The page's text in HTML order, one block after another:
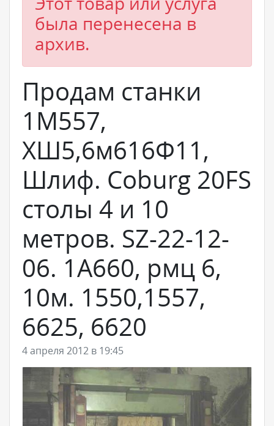
была перенесена в
архив.
Продам станки
1М557,
ХШ5,6м616Ф11,
Шлиф. Coburg 20FS
столы 4 и 10
метров. SZ-22-12-
06. 1А660, рмц 6,
10м. 1550,1557,
6625, 6620
4 апреля 2012 в 19:45